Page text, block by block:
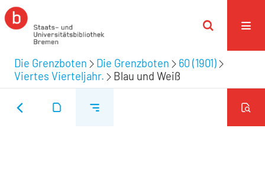
Die Grenzboten Die Grenzboten
60 (1901)
Viertes Vierteljahr.
Blau und Weiß